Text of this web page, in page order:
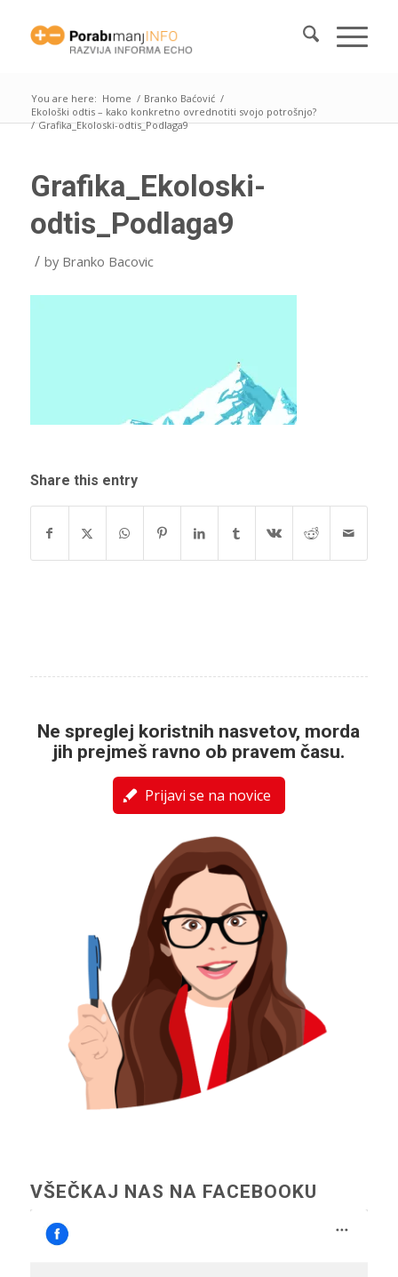
You are here: Home / Branko Baćović /
Ekološki odtis – kako konkretno ovrednotiti svojo potrošnjo?
/ Grafika_Ekoloski-odtis_Podlaga9
Grafika_Ekoloski-
odtis_Podlaga9
/ by Branko Bacovic
Share this entry
Ne spreglej koristnih nasvetov, morda
jih prejmeš ravno ob pravem času.
Prijavi se na novice
VŠEČKAJ NAS NA FACEBOOKU